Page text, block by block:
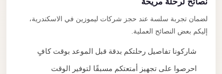
لضمان تجربة سلسة عند حجز شركات ليموزين في الاسكندرية،
إليكم بعض النصائح العملية.
شاركونا تفاصيل رحلتكم بدقة قبل الموعد بوقت كافٍ
احرصوا على تجهيز أمتعتكم مسبقًا لتوفير الوقت